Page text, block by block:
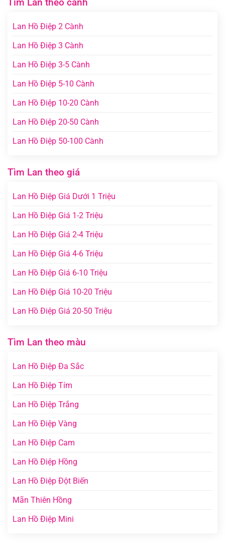
Lan Hồ Điệp 2 Cành
Lan Hồ Điệp 3 Cành
Lan Hồ Điệp 3-5 Cành
Lan Hồ Điệp 5-10 Cành
Lan Hồ Điệp 10-20 Cành
Lan Hồ Điệp 20-50 Cành
Lan Hồ Điệp 50-100 Cành
Tìm Lan theo giá
Lan Hồ Điệp Giá Dưới 1 Triệu
Lan Hồ Điệp Giá 1-2 Triệu
Lan Hồ Điệp Giá 2-4 Triệu
Lan Hồ Điệp Giá 4-6 Triệu
Lan Hồ Điệp Giá 6-10 Triệu
Lan Hồ Điệp Giá 10-20 Triệu
Lan Hồ Điệp Giá 20-50 Triệu
Tìm Lan theo màu
Lan Hồ Điệp Đa Sắc
Lan Hồ Điệp Tím
Lan Hồ Điệp Trắng
Lan Hồ Điệp Vàng
Lan Hồ Điệp Cam
Lan Hồ Điệp Hồng
Lan Hồ Điệp Đột Biến
Mãn Thiên Hồng
Lan Hồ Điệp Mini